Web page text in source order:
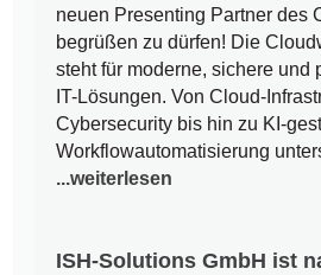
neuen Presenting Partner des
begrüßen zu dürfen! Die
steht für moderne, sichere und
IT-Lösungen. Von Cloud-
Cybersecurity bis hin zu KI-
Workflowautomatisierung
...weiterlesen
ISH-Solutions GmbH ist